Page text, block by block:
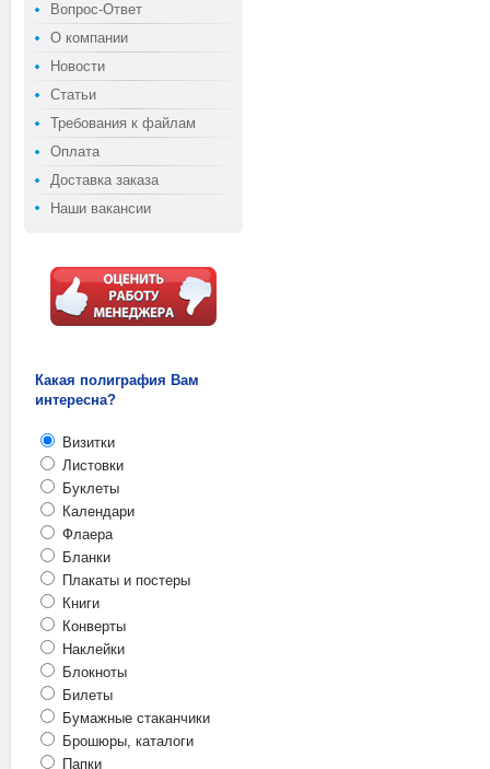
Вопрос-Ответ
О компании
Новости
Статьи
Требования к файлам
Оплата
Доставка заказа
Наши вакансии
Какая полиграфия Вам
интересна?
Визитки
Листовки
Буклеты
Календари
Флаера
Бланки
Плакаты и постеры
Книги
Конверты
Наклейки
Блокноты
Билеты
Бумажные стаканчики
Брошюры, каталоги
Папки